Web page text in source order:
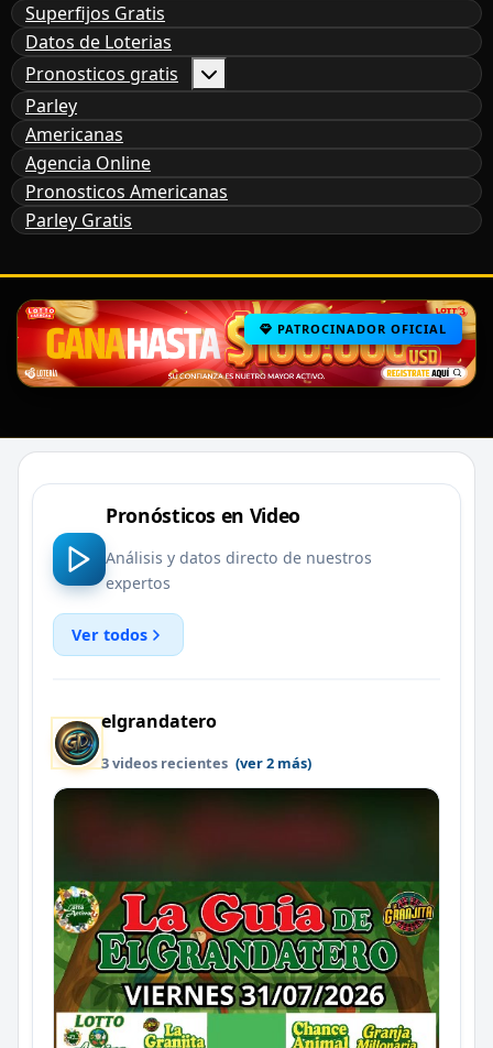
Superfijos Gratis
Datos de Loterias
Pronosticos gratis
Parley
Americanas
Agencia Online
Pronosticos Americanas
Parley Gratis
PATROCINADOR OFICIAL
Pronósticos en Video
Análisis y datos directo de nuestros
expertos
Ver todos
elgrandatero
3 videos recientes (ver 2 más)